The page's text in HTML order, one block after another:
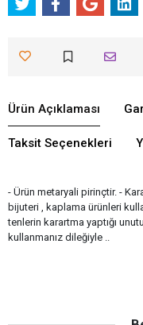
Ürün Açıklaması
Taksit Seçenekleri
- Ürün metaryali pirinçtir. -
bijuteri , kaplama ürünleri
tenlerin karartma yaptığı
kullanmanız dileğiyle ..